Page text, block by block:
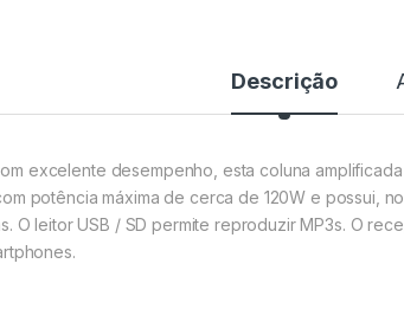
Descrição
excelente desempenho, esta coluna
potência máxima de cerca de 120W e possui,
O leitor USB / SD permite reproduzir MP3s. O